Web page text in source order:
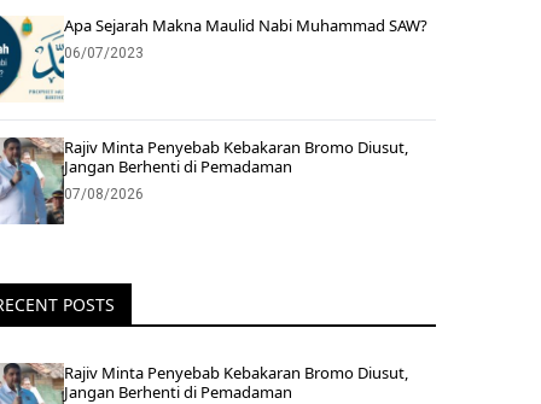
Apa Sejarah Makna Maulid Nabi Muhammad SAW?
06/07/2023
Rajiv Minta Penyebab Kebakaran Bromo Diusut,
Jangan Berhenti di Pemadaman
07/08/2026
POSTS
Rajiv Minta Penyebab Kebakaran Bromo Diusut,
Jangan Berhenti di Pemadaman